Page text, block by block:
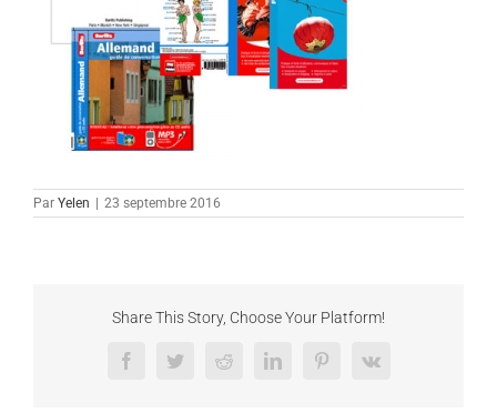
Par Yelen 23 septembre 2016
Share This Story, Choose Your Platform!
FacebookTwitterRedditLinkedInPinterest
Vk